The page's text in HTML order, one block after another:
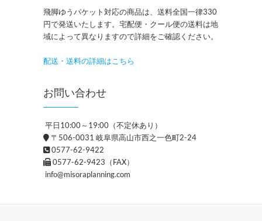
飛脚ゆうパケット対応の商品は、送料全国一律330
円で発送いたします。宅配便・クール便の送料は地
域によって異なりますので詳細をご確認ください。
配送・送料の詳細はこちら
お問い合わせ
平日10:00～19:00（不定休あり）
〒506-0031 岐阜県高山市西之一色町2-24
0577-62-9422
0577-62-9423（FAX）
info@misoraplanning.com